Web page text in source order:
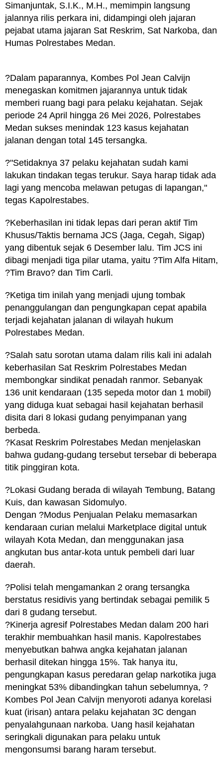
Simanjuntak, S.I.K., M.H., memimpin langsung
jalannya rilis perkara ini, didampingi oleh jajaran
pejabat utama jajaran Sat Reskrim, Sat Narkoba, dan
Humas Polrestabes Medan.
?Dalam paparannya, Kombes Pol Jean Calvijn
menegaskan komitmen jajarannya untuk tidak
memberi ruang bagi para pelaku kejahatan. Sejak
periode 24 April hingga 26 Mei 2026, Polrestabes
Medan sukses menindak 123 kasus kejahatan
jalanan dengan total 145 tersangka.
?"Setidaknya 37 pelaku kejahatan sudah kami
lakukan tindakan tegas terukur. Saya harap tidak ada
lagi yang mencoba melawan petugas di lapangan,"
tegas Kapolrestabes.
?Keberhasilan ini tidak lepas dari peran aktif Tim
Khusus/Taktis bernama JCS (Jaga, Cegah, Sigap)
yang dibentuk sejak 6 Desember lalu. Tim JCS ini
dibagi menjadi tiga pilar utama, yaitu ?Tim Alfa Hitam,
?Tim Bravo? dan Tim Carli.
?Ketiga tim inilah yang menjadi ujung tombak
penanggulangan dan pengungkapan cepat apabila
terjadi kejahatan jalanan di wilayah hukum
Polrestabes Medan.
?Salah satu sorotan utama dalam rilis kali ini adalah
keberhasilan Sat Reskrim Polrestabes Medan
membongkar sindikat penadah ranmor. Sebanyak
136 unit kendaraan (135 sepeda motor dan 1 mobil)
yang diduga kuat sebagai hasil kejahatan berhasil
disita dari 8 lokasi gudang penyimpanan yang
berbeda.
?Kasat Reskrim Polrestabes Medan menjelaskan
bahwa gudang-gudang tersebut tersebar di beberapa
titik pinggiran kota.
?Lokasi Gudang berada di wilayah Tembung, Batang
Kuis, dan kawasan Sidomulyo.
Dengan ?Modus Penjualan Pelaku memasarkan
kendaraan curian melalui Marketplace digital untuk
wilayah Kota Medan, dan menggunakan jasa
angkutan bus antar-kota untuk pembeli dari luar
daerah.
?Polisi telah mengamankan 2 orang tersangka
berstatus residivis yang bertindak sebagai pemilik 5
dari 8 gudang tersebut.
?Kinerja agresif Polrestabes Medan dalam 200 hari
terakhir membuahkan hasil manis. Kapolrestabes
menyebutkan bahwa angka kejahatan jalanan
berhasil ditekan hingga 15%. Tak hanya itu,
pengungkapan kasus peredaran gelap narkotika juga
meningkat 53% dibandingkan tahun sebelumnya, ?
Kombes Pol Jean Calvijn menyoroti adanya korelasi
kuat (irisan) antara pelaku kejahatan 3C dengan
penyalahgunaan narkoba. Uang hasil kejahatan
seringkali digunakan para pelaku untuk
mengonsumsi barang haram tersebut.